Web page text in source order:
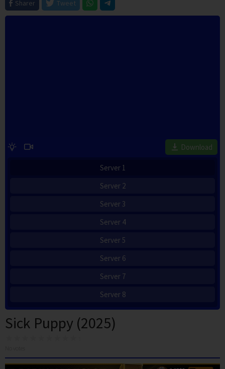
Sharer
Tweet
Download
Server 1
Server 2
Server 3
Server 4
Server 5
Server 6
Server 7
Server 8
Sick Puppy (2025)